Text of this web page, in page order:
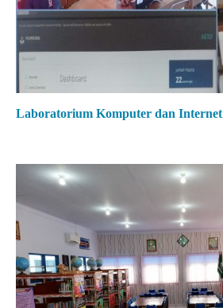
Laboratorium Komputer dan Internet